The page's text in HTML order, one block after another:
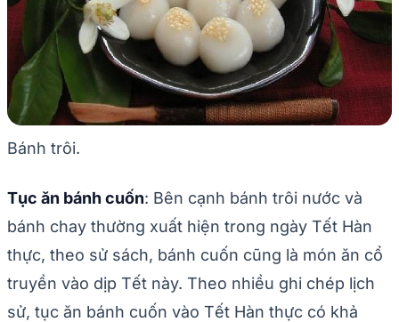
Bánh trôi.
Tục ăn bánh cuốn: Bên cạnh bánh trôi nước và
bánh chay thường xuất hiện trong ngày Tết Hàn
thực, theo sử sách, bánh cuốn cũng là món ăn cổ
truyền vào dịp Tết này. Theo nhiều ghi chép lịch
sử, tục ăn bánh cuốn vào Tết Hàn thực có khả